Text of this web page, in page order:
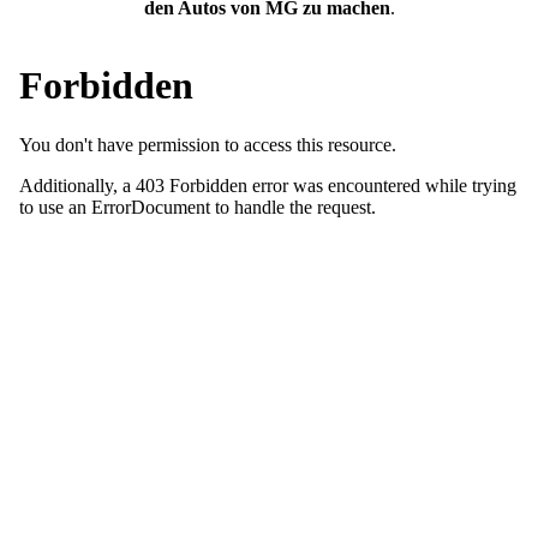
den Autos von MG zu machen.